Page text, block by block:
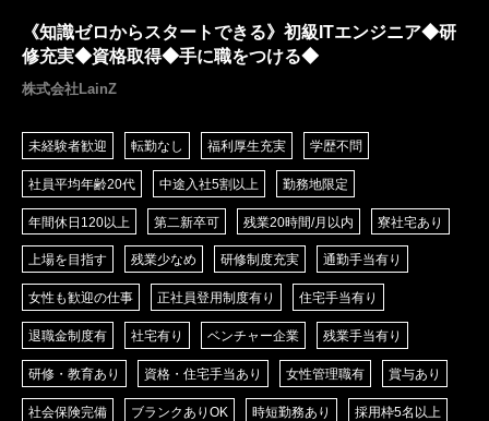
《知識ゼロからスタートできる》初級ITエンジニア◆研
修充実◆資格取得◆手に職をつける◆
株式会社LainZ
未経験者歓迎 転勤なし 福利厚生充実 学歴不問
社員平均年齢20代 中途入社5割以上 勤務地限定
年間休日120以上 第二新卒可 残業20時間/月以内 寮社宅あり
上場を目指す 残業少なめ 研修制度充実 通勤手当有り
女性も歓迎の仕事 正社員登用制度有り 住宅手当有り
退職金制度有 社宅有り ベンチャー企業 残業手当有り
研修・教育あり 資格・住宅手当あり 女性管理職有 賞与あり
社会保険完備 ブランクありOK 時短勤務あり 採用枠5名以上